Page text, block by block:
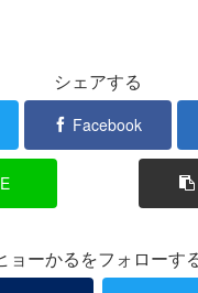
シェアする
Facebook
ョーかるをフォローす